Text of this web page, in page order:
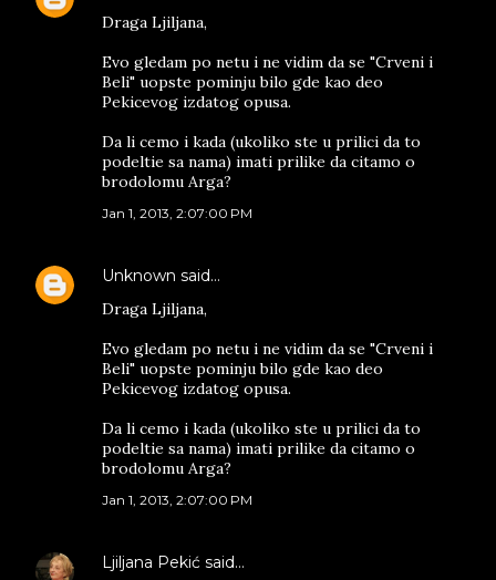
Draga Ljiljana,
Evo gledam po netu i ne vidim da se "Crveni i
Beli" uopste pominju bilo gde kao deo
Pekicevog izdatog opusa.
Da li cemo i kada (ukoliko ste u prilici da to
podeltie sa nama) imati prilike da citamo o
brodolomu Arga?
Jan 1, 2013, 2:07:00 PM
Unknown said…
Draga Ljiljana,
Evo gledam po netu i ne vidim da se "Crveni i
Beli" uopste pominju bilo gde kao deo
Pekicevog izdatog opusa.
Da li cemo i kada (ukoliko ste u prilici da to
podeltie sa nama) imati prilike da citamo o
brodolomu Arga?
Jan 1, 2013, 2:07:00 PM
Ljiljana Pekić said…